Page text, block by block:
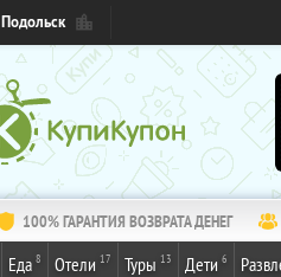
Подольск
100% ГАРАНТИЯ ВОЗВРАТА ДЕНЕГ
Еда 8 Отели 17 Туры 13 Дети 6